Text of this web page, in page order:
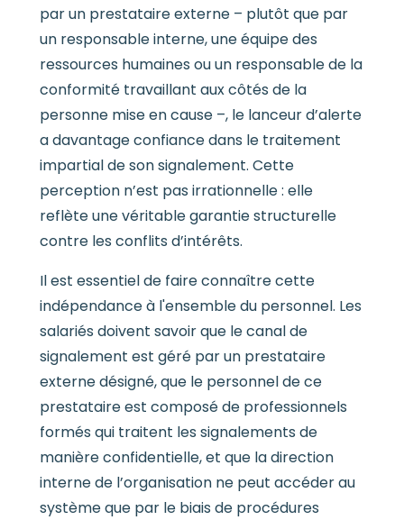
par un prestataire externe – plutôt que par
un responsable interne, une équipe des
ressources humaines ou un responsable de la
conformité travaillant aux côtés de la
personne mise en cause –, le lanceur d’alerte
a davantage confiance dans le traitement
impartial de son signalement. Cette
perception n’est pas irrationnelle : elle
reflète une véritable garantie structurelle
contre les conflits d’intérêts.
Il est essentiel de faire connaître cette
indépendance à l'ensemble du personnel. Les
salariés doivent savoir que le canal de
signalement est géré par un prestataire
externe désigné, que le personnel de ce
prestataire est composé de professionnels
formés qui traitent les signalements de
manière confidentielle, et que la direction
interne de l’organisation ne peut accéder au
système que par le biais de procédures